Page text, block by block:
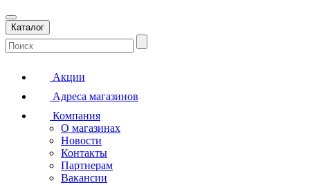
Каталог
Акции
Адреса магазинов
Компания
О магазинах
Новости
Контакты
Партнерам
Вакансии